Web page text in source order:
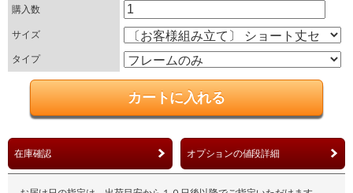
購入数
サイズ
タイプ
在庫確認 オプションの値段詳細